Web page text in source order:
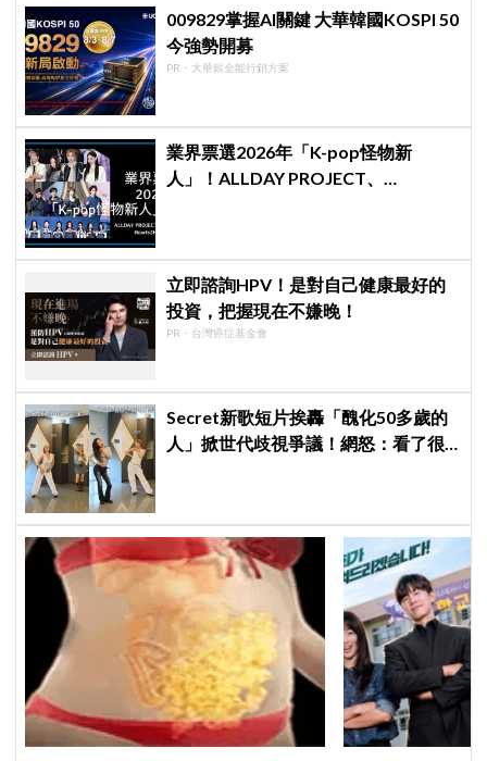
009829掌握AI關鍵 大華韓國KOSPI 50
今強勢開募
PR・大華銀全能行銷方案
業界票選2026年「K-pop怪物新
人」！ALLDAY PROJECT、
立即諮詢HPV！是對自己健康最好的
投資，把握現在不嫌晚！
PR・台灣癌症基金會
Secret新歌短片挨轟「醜化50多歲的
人」掀世代歧視爭議！網怒：看了很